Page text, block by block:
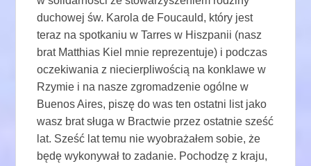
duchowej św. Karola de Foucauld, który jest
teraz na spotkaniu w Tarres w Hiszpanii (nasz
brat Matthias Kiel mnie reprezentuje) i podczas
oczekiwania z niecierpliwością na konklawe w
Rzymie i na nasze zgromadzenie ogólne w
Buenos Aires, piszę do was ten ostatni list jako
wasz brat sługa w Bractwie przez ostatnie sześć
lat. Sześć lat temu nie wyobrażałem sobie, że
będę wykonywał to zadanie. Pochodzę z kraju,